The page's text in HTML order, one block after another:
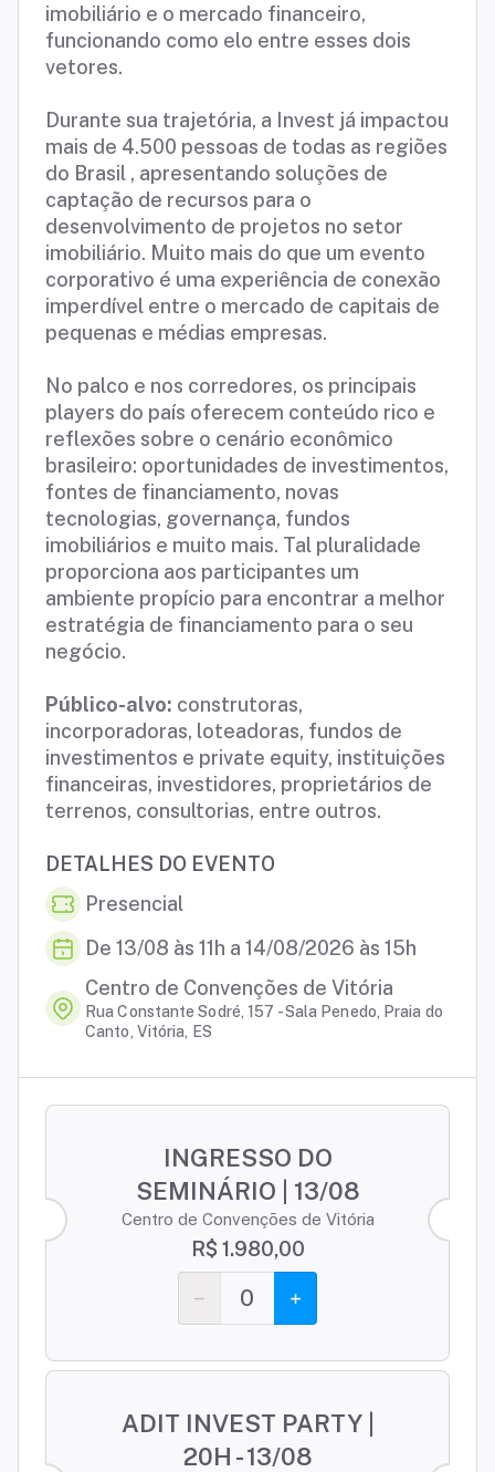
imobiliário e o mercado financeiro,
funcionando como elo entre esses dois
vetores.
Durante sua trajetória, a Invest já impactou
mais de 4.500 pessoas de todas as regiões
do Brasil , apresentando soluções de
captação de recursos para o
desenvolvimento de projetos no setor
imobiliário. Muito mais do que um evento
corporativo é uma experiência de conexão
imperdível entre o mercado de capitais de
pequenas e médias empresas.
No palco e nos corredores, os principais
players do país oferecem conteúdo rico e
reflexões sobre o cenário econômico
brasileiro: oportunidades de investimentos,
fontes de financiamento, novas
tecnologias, governança, fundos
imobiliários e muito mais. Tal pluralidade
proporciona aos participantes um
ambiente propício para encontrar a melhor
estratégia de financiamento para o seu
negócio.
Público-alvo: construtoras,
incorporadoras, loteadoras, fundos de
investimentos e private equity, instituições
financeiras, investidores, proprietários de
terrenos, consultorias, entre outros.
DETALHES DO EVENTO
Presencial
De 13/08 às 11h a 14/08/2026 às 15h
Centro de Convenções de Vitória
Rua Constante Sodré, 157 - Sala Penedo, Praia do
Canto, Vitória, ES
INGRESSO DO
SEMINÁRIO | 13/08
Centro de Convenções de Vitória
R$ 1.980,00
0
ADIT INVEST PARTY |
20H - 13/08